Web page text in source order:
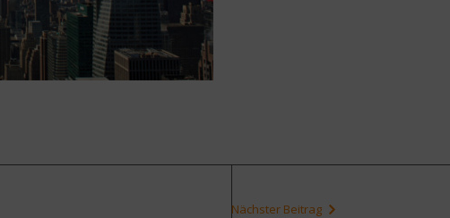
Nächster Beitrag